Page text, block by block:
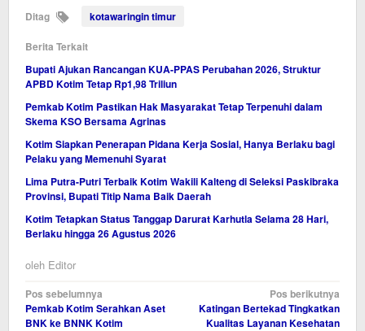
Ditag kotawaringin timur
Berita Terkait
Bupati Ajukan Rancangan KUA-PPAS Perubahan 2026, Struktur
APBD Kotim Tetap Rp1,98 Triliun
Pemkab Kotim Pastikan Hak Masyarakat Tetap Terpenuhi dalam
Skema KSO Bersama Agrinas
Kotim Siapkan Penerapan Pidana Kerja Sosial, Hanya Berlaku bagi
Pelaku yang Memenuhi Syarat
Lima Putra-Putri Terbaik Kotim Wakili Kalteng di Seleksi Paskibraka
Provinsi, Bupati Titip Nama Baik Daerah
Kotim Tetapkan Status Tanggap Darurat Karhutla Selama 28 Hari,
Berlaku hingga 26 Agustus 2026
oleh Editor
Navigasi
pos
Pos sebelumnya
Pemkab Kotim Serahkan Aset
BNK ke BNNK Kotim
Pos berikutnya
Katingan Bertekad Tingkatkan
Kualitas Layanan Kesehatan